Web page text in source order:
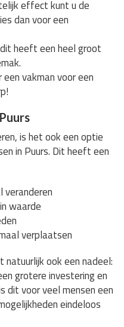
effect kunt u de
dan voor een
dit heeft een heel groot
vakman voor een
is het ook een optie
in Puurs. Dit heeft een
veranderen
waarde
verplaatsen
ook een nadeel:
grotere investering en
dit voor veel mensen een
eindeloos